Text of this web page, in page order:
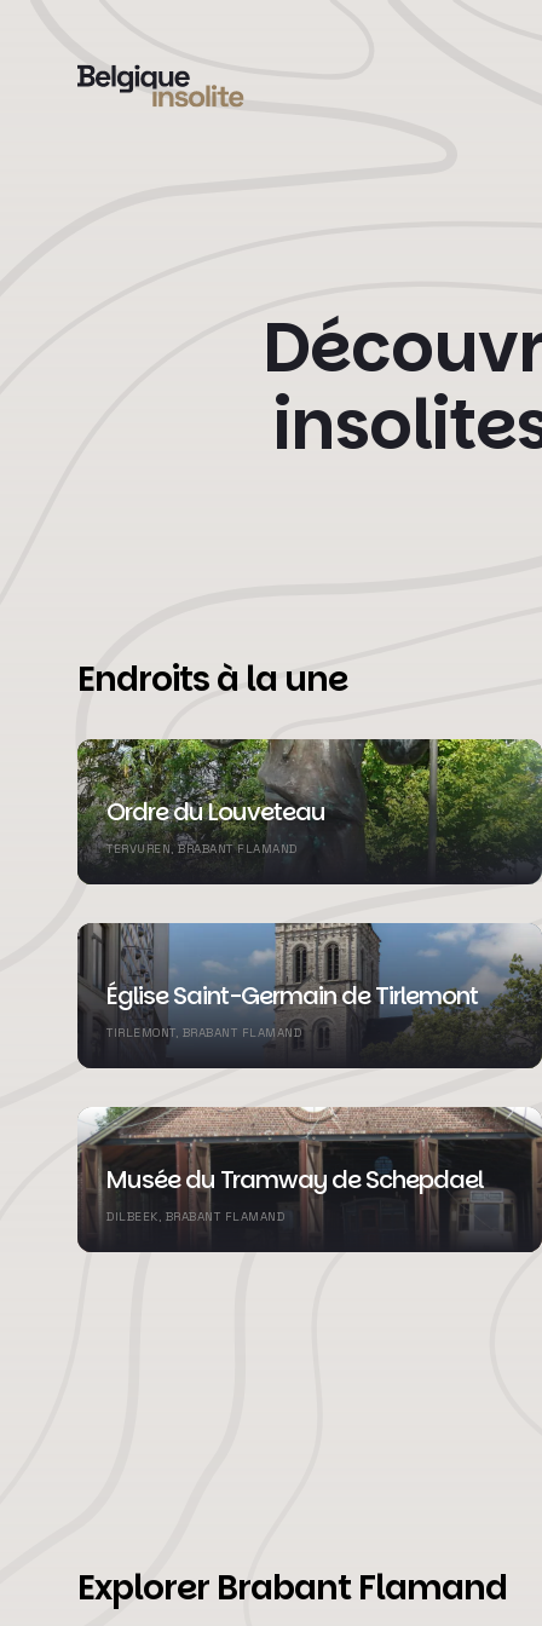
Endroits à la une
Ordre du Louveteau
TERVUREN, BRABANT FLAMAND
Église Saint-Germain de Tirlemont
TIRLEMONT, BRABANT FLAMAND
Musée du Tramway de Schepdael
DILBEEK, BRABANT FLAMAND
Explorer Brabant Flamand